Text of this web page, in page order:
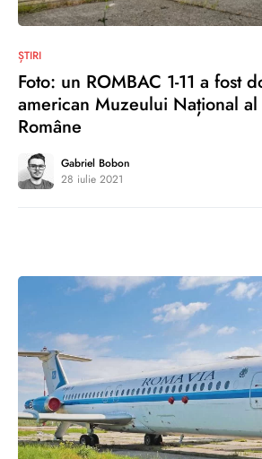
ȘTIRI
Foto: un ROMBAC 1-11 a fost
american Muzeului Național
Române
Gabriel Bobon
28 iulie 2021